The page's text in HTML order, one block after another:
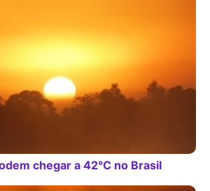
chegar a 42°C no Brasil